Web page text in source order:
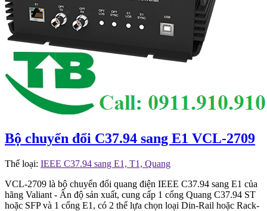
Bộ chuyển đổi C37.94 sang E1 VCL-2709
Thể loại: IEEE C37.94 sang E1, T1, Quang
VCL-2709 là bộ chuyển đổi quang điện IEEE C37.94 sang E1 của
hãng Valiant - Ấn độ sản xuất, cung cấp 1 cổng Quang C37.94 ST
hoặc SFP và 1 cổng E1, có 2 thể lựa chọn loại Din-Rail hoặc Rack-